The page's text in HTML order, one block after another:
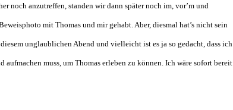
noch anzutreffen, standen wir dann später noch im, vor’m und
mit Thomas und mir gehabt. Aber, diesmal hat’s nicht sein
unglaublichen Abend und vielleicht ist es ja so gedacht, dass ich
aufmachen muss, um Thomas erleben zu können. Ich wäre sofort bereit